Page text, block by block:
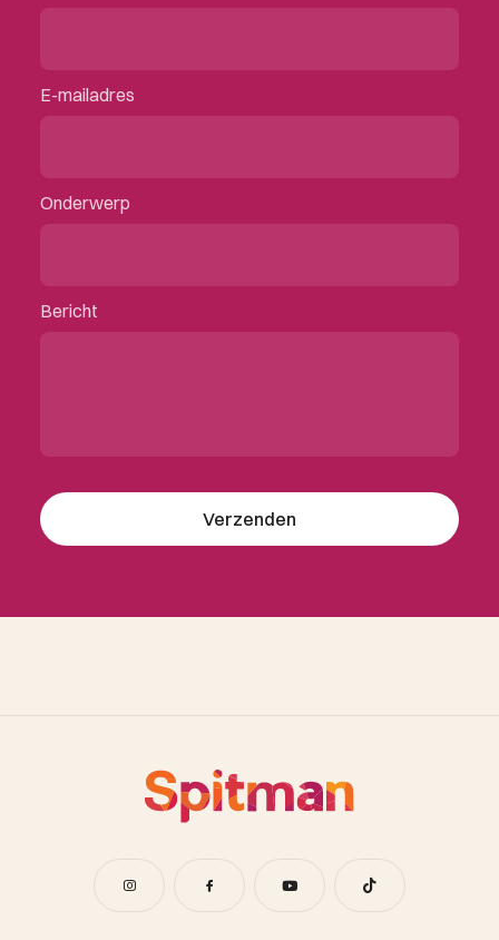
E-mailadres
Onderwerp
Bericht
Verzenden